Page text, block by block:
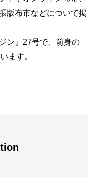
版布市などについて掲
ン』27号で、前身の
ます。